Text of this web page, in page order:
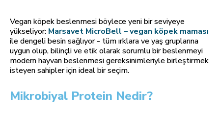
Vegan köpek beslenmesi böylece yeni bir seviyeye
yükseliyor: Marsavet MicroBell – vegan köpek maması
ile dengeli besin sağlıyor - tüm ırklara ve yaş gruplarına
uygun olup, bilinçli ve etik olarak sorumlu bir beslenmeyi
modern hayvan beslenmesi gereksinimleriyle birleştirmek
isteyen sahipler için ideal bir seçim.
Mikrobiyal Protein Nedir?